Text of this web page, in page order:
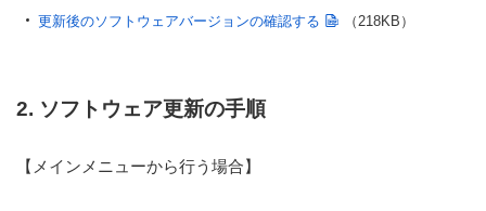
更新後のソフトウェアバージョンの確認する （218KB）
2. ソフトウェア更新の手順
【メインメニューから行う場合】